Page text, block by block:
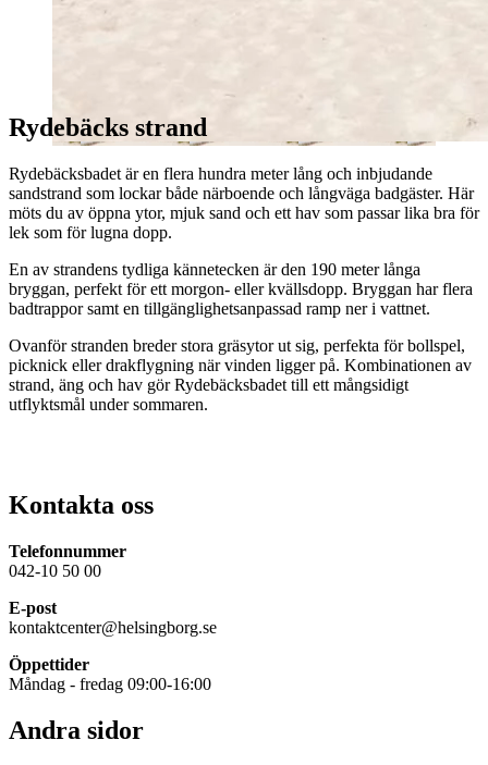
Rydebäcks strand
Rydebäcksbadet är en flera hundra meter lång och inbjudande
sandstrand som lockar både närboende och långväga badgäster. Här
möts du av öppna ytor, mjuk sand och ett hav som passar lika bra för
lek som för lugna dopp.
En av strandens tydliga kännetecken är den 190 meter långa
bryggan, perfekt för ett morgon- eller kvällsdopp. Bryggan har flera
badtrappor samt en tillgänglighetsanpassad ramp ner i vattnet.
Ovanför stranden breder stora gräsytor ut sig, perfekta för bollspel,
picknick eller drakflygning när vinden ligger på. Kombinationen av
strand, äng och hav gör Rydebäcksbadet till ett mångsidigt
utflyktsmål under sommaren.
Kontakta oss
Telefonnummer
042-10 50 00
E-post
kontaktcenter@helsingborg.se
Öppettider
Måndag - fredag 09:00-16:00
Andra sidor